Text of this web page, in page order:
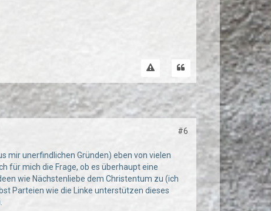
#6
mir unerfindlichen Gründen) eben von vielen
für mich die Frage, ob es überhaupt eine
wie Nächstenliebe dem Christentum zu (ich
Parteien wie die Linke unterstützen dieses